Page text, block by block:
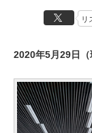
リ
2020年5月29日